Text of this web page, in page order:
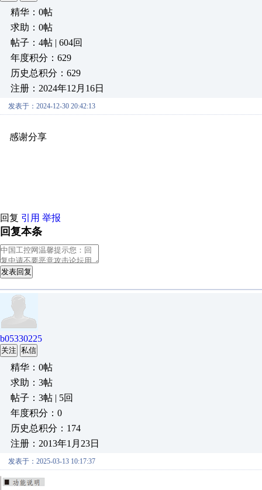
精华：0帖
求助：0帖
帖子：4帖 | 604回
年度积分：629
历史总积分：629
注册：2024年12月16日
发表于：2024-12-30 20:42:13
感谢分享
回复 引用 举报
回复本条
发表回复
b05330225
关注 私信
精华：0帖
求助：3帖
帖子：3帖 | 5回
年度积分：0
历史总积分：174
注册：2013年1月23日
发表于：2025-03-13 10:17:37